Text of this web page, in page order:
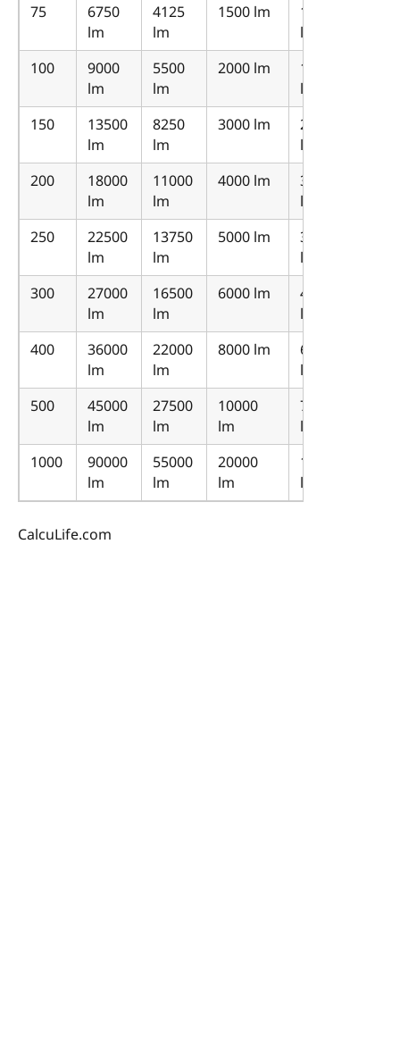
75
6750
lm
4125
lm
1500 lm
1125
lm
100
9000
lm
5500
lm
2000 lm
1500
lm
150
13500
lm
8250
lm
3000 lm
2250
lm
200
18000
lm
11000
lm
4000 lm
3000
lm
250
22500
lm
13750
lm
5000 lm
3750
lm
300
27000
lm
16500
lm
6000 lm
4500
lm
400
36000
lm
22000
lm
8000 lm
6000
lm
500
45000
lm
27500
lm
10000
lm
7500
lm
1000
90000
lm
55000
lm
20000
lm
15000
lm
CalcuLife.com